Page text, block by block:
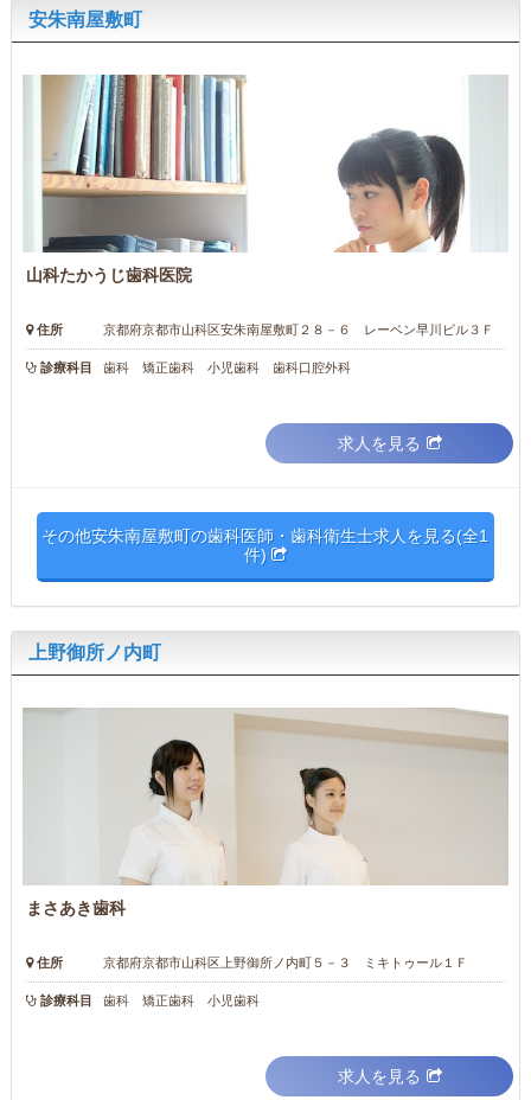
安朱南屋敷町
山科たかうじ歯科医院
住所 京都府京都市山科区安朱南屋敷町２８－６ レーベン早川ビル３Ｆ
診療科目 歯科 矯正歯科 小児歯科 歯科口腔外科
求人を見る
その他安朱南屋敷町の歯科医師・歯科衛生士求人を見る(全1
件)
上野御所ノ内町
まさあき歯科
住所 京都府京都市山科区上野御所ノ内町５－３ ミキトゥール１Ｆ
診療科目 歯科 矯正歯科 小児歯科
求人を見る